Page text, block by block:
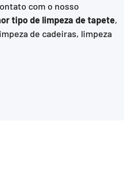
com o nosso
tipo de limpeza de tapete,
de cadeiras, limpeza